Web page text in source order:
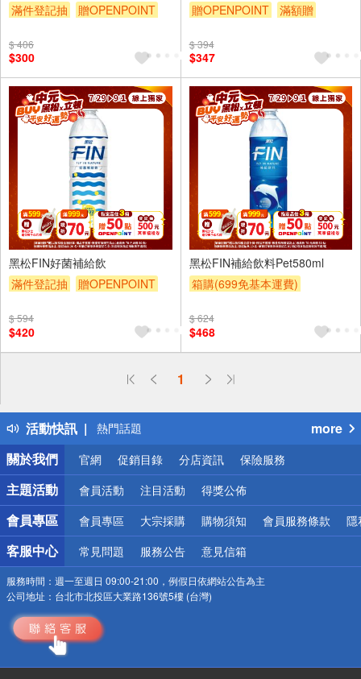
滿件登記抽
贈OPENPOINT
滿額折
$ 406
$300
贈OPENPOINT
滿額贈
$ 394
$347
24入
黑松FIN好菌補給飲
滿件登記抽
贈OPENPOINT
滿額折
$ 594
$420
24入
黑松FIN補給飲料Pet580ml
箱購(699免基本運費)
贈OPENPOINT
滿額折
$ 624
$468
1
活動快訊
偏遠地區配送
得獎公告
熱門話題
銀行優惠
偏遠地區配送
詐騙網頁！請小心！
more
關於我們
官網 促銷目錄 分店資訊 保險服務
主題活動 會員活動 注目活動 得獎公佈
會員專區 會員專區 大宗採購 購物須知 會員服務條款 隱
客服中心 常見問題 服務公告 意見信箱
服務時間： 週一至週日 09:00-21:00，例假日依網站公告為主
公司地址： 台北市北投區大業路136號5樓 (台灣)